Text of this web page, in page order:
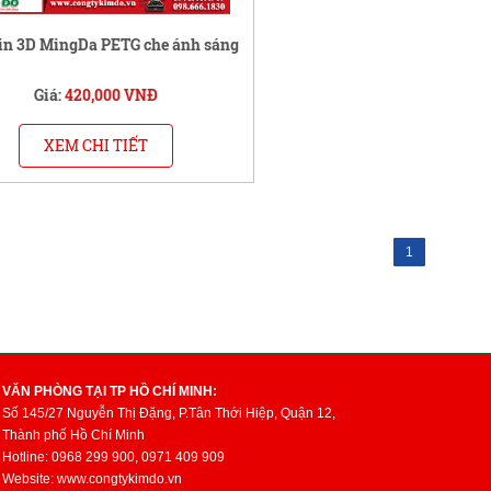
3D MingDa PETG che ánh sáng
Giá:420,000 VNĐ
XEM CHI TIẾT
1
VĂN PHÒNG TẠI TP HỒ CHÍ MINH:
Số 145/27 Nguyễn Thị Đặng, P.Tân Thới Hiệp, Quận 12,
Thành phố Hồ Chí Minh
Hotline: 0968 299 900, 0971 409 909
Website: www.congtykimdo.vn